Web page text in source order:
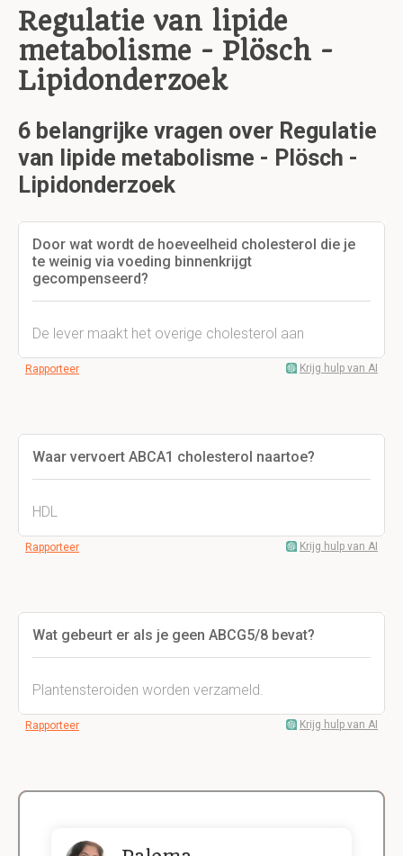
Regulatie van lipide
metabolisme - Plösch -
Lipidonderzoek
6 belangrijke vragen over Regulatie
van lipide metabolisme - Plösch -
Lipidonderzoek
Door wat wordt de hoeveelheid cholesterol die je
te weinig via voeding binnenkrijgt
gecompenseerd?
De lever maakt het overige cholesterol aan
Rapporteer Krijg hulp van AI
Waar vervoert ABCA1 cholesterol naartoe?
HDL
Rapporteer Krijg hulp van AI
Wat gebeurt er als je geen ABCG5/8 bevat?
Plantensteroiden worden verzameld.
Rapporteer Krijg hulp van AI